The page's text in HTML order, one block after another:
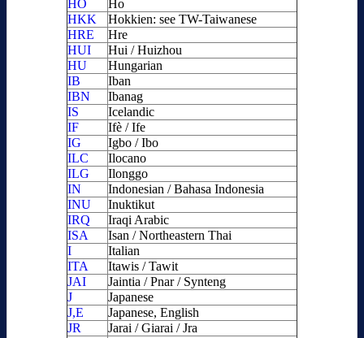
HO
Ho
HKK
Hokkien: see TW-Taiwanese
HRE
Hre
HUI
Hui / Huizhou
HU
Hungarian
IB
Iban
IBN
Ibanag
IS
Icelandic
IF
Ifè / Ife
IG
Igbo / Ibo
ILC
Ilocano
ILG
Ilonggo
IN
Indonesian / Bahasa Indonesia
INU
Inuktikut
IRQ
Iraqi Arabic
ISA
Isan / Northeastern Thai
I
Italian
ITA
Itawis / Tawit
JAI
Jaintia / Pnar / Synteng
J
Japanese
J,E
Japanese, English
JR
Jarai / Giarai / Jra